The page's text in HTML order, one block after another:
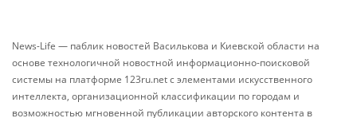
News-Life — паблик новостей Василькова и Киевской области на
основе технологичной новостной информационно-поисковой
системы на платформе 123ru.net с элементами искусственного
интеллекта, организационной классификации по городам и
возможностью мгновенной публикации авторского контента в